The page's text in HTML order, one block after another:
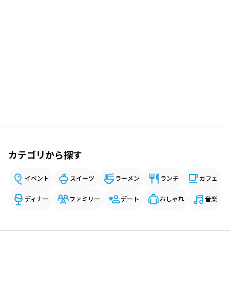
カテゴリから探す
イベント スイーツ ラーメン ランチ カフェ
ディナー ファミリー デート おしゃれ 音楽